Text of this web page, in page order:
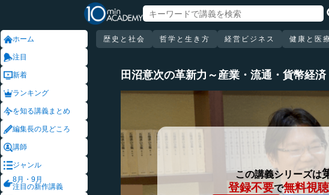
ホーム
注目
新着
ランキング
を知る講義まとめ
編集長の見どころ
講師
ジャンル
8月・9月
注目の新作講義
歴史と社会 哲学と生き方 経営ビジネス 健康と医
田沼意次の革新力～産業・流通・貨幣経済
この講義シリーズは
登録不要で無料視聴